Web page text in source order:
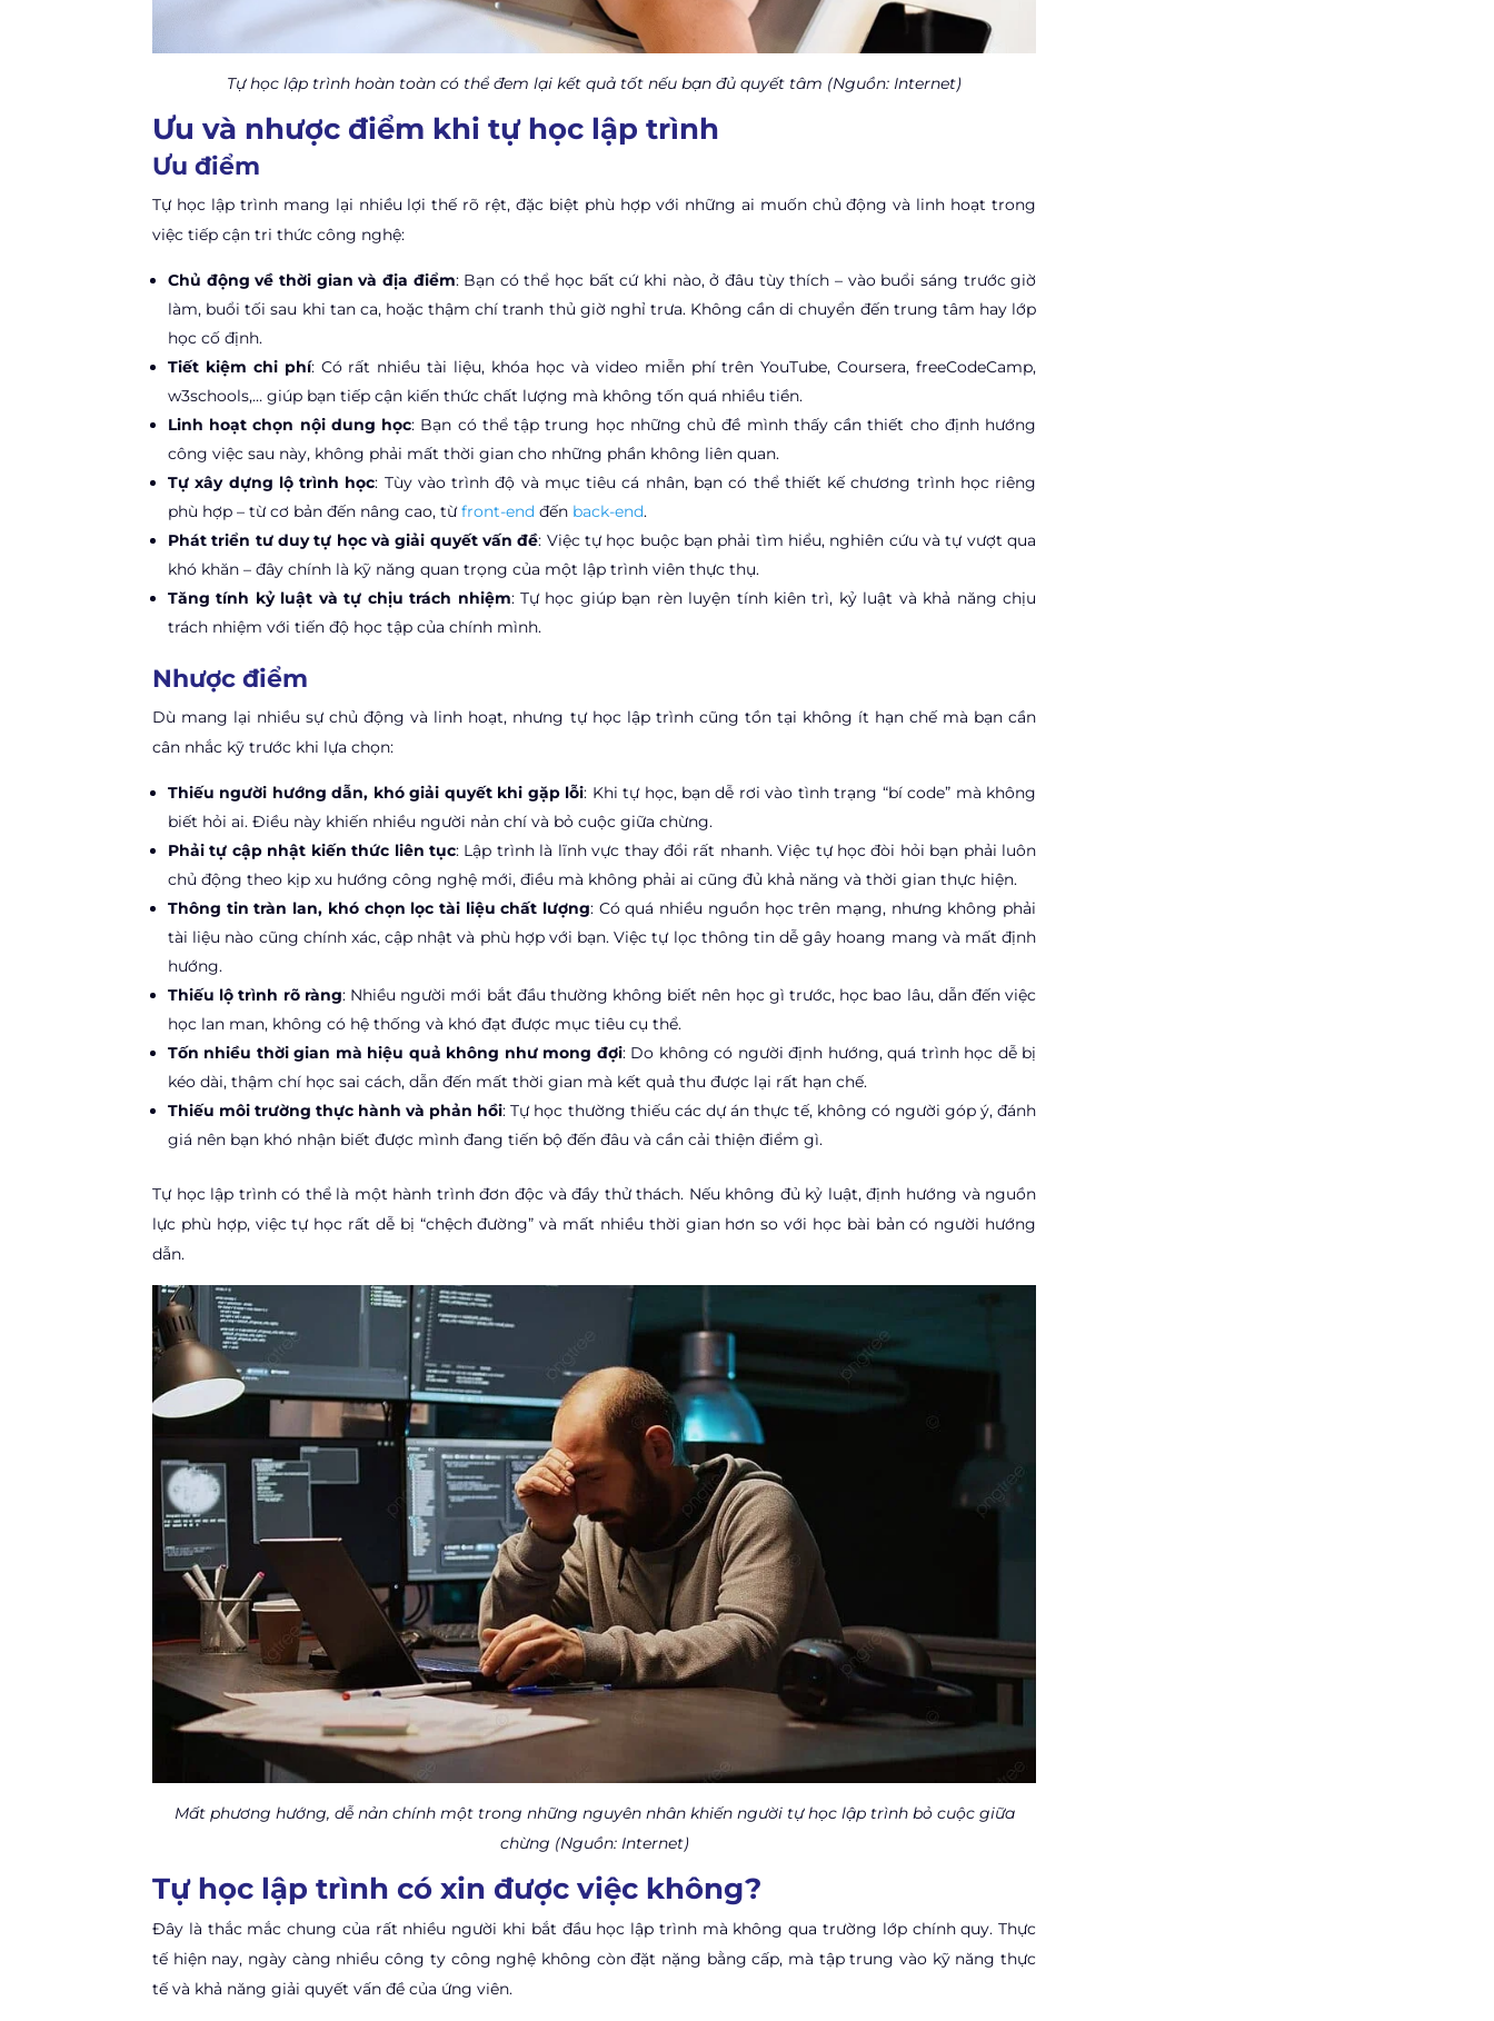
Tự học lập trình hoàn toàn có thể đem lại kết quả tốt nếu bạn đủ quyết tâm (Nguồn: Internet)
Ưu và nhược điểm khi tự học lập trình
Ưu điểm
Tự học lập trình mang lại nhiều lợi thế rõ rệt, đặc biệt phù hợp với những ai muốn chủ động và linh hoạt trong
việc tiếp cận tri thức công nghệ:
Chủ động về thời gian và địa điểm: Bạn có thể học bất cứ khi nào, ở đâu tùy thích – vào buổi sáng trước giờ
làm, buổi tối sau khi tan ca, hoặc thậm chí tranh thủ giờ nghỉ trưa. Không cần di chuyển đến trung tâm hay lớp
học cố định.
Tiết kiệm chi phí: Có rất nhiều tài liệu, khóa học và video miễn phí trên YouTube, Coursera, freeCodeCamp,
w3schools,… giúp bạn tiếp cận kiến thức chất lượng mà không tốn quá nhiều tiền.
Linh hoạt chọn nội dung học: Bạn có thể tập trung học những chủ đề mình thấy cần thiết cho định hướng
công việc sau này, không phải mất thời gian cho những phần không liên quan.
Tự xây dựng lộ trình học: Tùy vào trình độ và mục tiêu cá nhân, bạn có thể thiết kế chương trình học riêng
phù hợp – từ cơ bản đến nâng cao, từfront-end đến back-end.
Phát triển tư duy tự học và giải quyết vấn đề: Việc tự học buộc bạn phải tìm hiểu, nghiên cứu và tự vượt qua
khó khăn – đây chính là kỹ năng quan trọng của một lập trình viên thực thụ.
Tăng tính kỷ luật và tự chịu trách nhiệm: Tự học giúp bạn rèn luyện tính kiên trì, kỷ luật và khả năng chịu
trách nhiệm với tiến độ học tập của chính mình.
Nhược điểm
Dù mang lại nhiều sự chủ động và linh hoạt, nhưng tự học lập trình cũng tồn tại không ít hạn chế mà bạn cần
cân nhắc kỹ trước khi lựa chọn:
Thiếu người hướng dẫn, khó giải quyết khi gặp lỗi: Khi tự học, bạn dễ rơi vào tình trạng “bí code” mà không
biết hỏi ai. Điều này khiến nhiều người nản chí và bỏ cuộc giữa chừng.
Phải tự cập nhật kiến thức liên tục: Lập trình là lĩnh vực thay đổi rất nhanh. Việc tự học đòi hỏi bạn phải luôn
chủ động theo kịp xu hướng công nghệ mới, điều mà không phải ai cũng đủ khả năng và thời gian thực hiện.
Thông tin tràn lan, khó chọn lọc tài liệu chất lượng: Có quá nhiều nguồn học trên mạng, nhưng không phải
tài liệu nào cũng chính xác, cập nhật và phù hợp với bạn. Việc tự lọc thông tin dễ gây hoang mang và mất định
hướng.
Thiếu lộ trình rõ ràng: Nhiều người mới bắt đầu thường không biết nên học gì trước, học bao lâu, dẫn đến việc
học lan man, không có hệ thống và khó đạt được mục tiêu cụ thể.
Tốn nhiều thời gian mà hiệu quả không như mong đợi: Do không có người định hướng, quá trình học dễ bị
kéo dài, thậm chí học sai cách, dẫn đến mất thời gian mà kết quả thu được lại rất hạn chế.
Thiếu môi trường thực hành và phản hồi: Tự học thường thiếu các dự án thực tế, không có người góp ý, đánh
giá nên bạn khó nhận biết được mình đang tiến bộ đến đâu và cần cải thiện điểm gì.
Tự học lập trình có thể là một hành trình đơn độc và đầy thử thách. Nếu không đủ kỷ luật, định hướng và nguồn
lực phù hợp, việc tự học rất dễ bị “chệch đường” và mất nhiều thời gian hơn so với học bài bản có người hướng
dẫn.
Mất phương hướng, dễ nản chính một trong những nguyên nhân khiến người tự học lập trình bỏ cuộc giữa
chừng (Nguồn: Internet)
Tự học lập trình có xin được việc không?
Đây là thắc mắc chung của rất nhiều người khi bắt đầu học lập trình mà không qua trường lớp chính quy. Thực
tế hiện nay, ngày càng nhiều công ty công nghệ không còn đặt nặng bằng cấp, mà tập trung vào kỹ năng thực
tế và khả năng giải quyết vấn đề của ứng viên.